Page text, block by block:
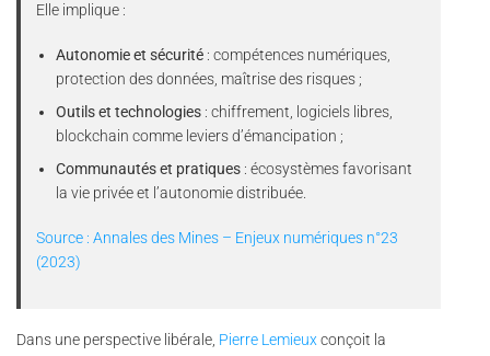
Elle implique :
Autonomie et sécurité : compétences numériques,
protection des données, maîtrise des risques ;
Outils et technologies : chiffrement, logiciels libres,
blockchain comme leviers d’émancipation ;
Communautés et pratiques : écosystèmes favorisant
la vie privée et l’autonomie distribuée.
Source : Annales des Mines – Enjeux numériques n°23
(2023)
Dans une perspective libérale, Pierre Lemieuxconçoit la